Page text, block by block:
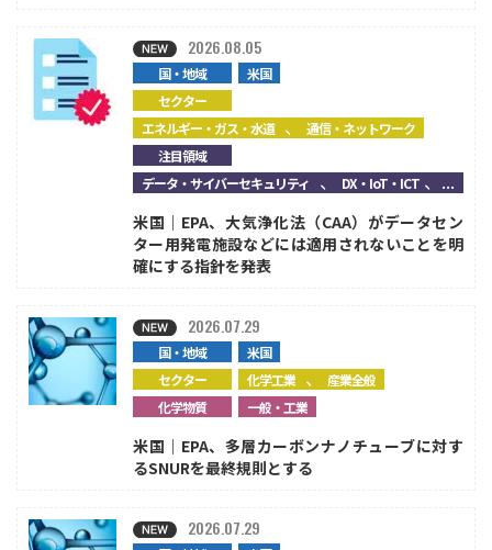
国・地域
米国
セクター
エネルギー・ガス・水道 、通信・ネットワーク
注目領域
データ・サイバーセキュリティ 、DX・IoT・ICT、...
2026.08.05
米国｜EPA、大気浄化法（CAA）がデータセン
ター用発電施設などには適用されないことを明
確にする指針を発表
国・地域
米国
セクター
化学工業 、産業全般
化学物質
一般・工業
2026.07.29
米国｜EPA、多層カーボンナノチューブに対す
るSNURを最終規則とする
2026.07.29